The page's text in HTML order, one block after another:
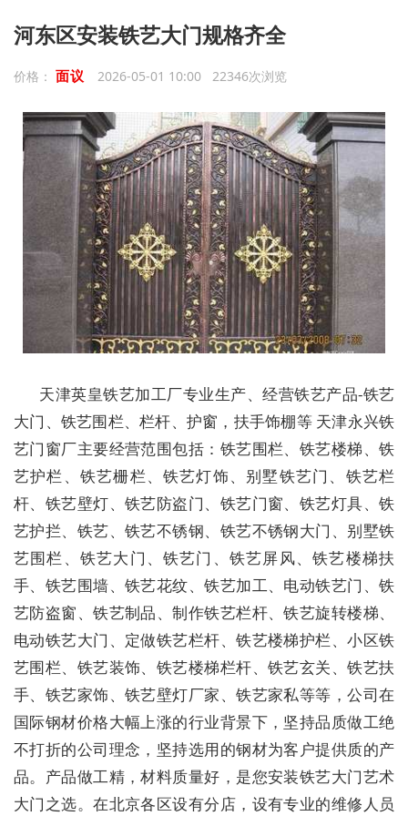
河东区安装铁艺大门规格齐全
价格： 面议 2026-05-01 10:00 22346次浏览
天津英皇铁艺加工厂专业生产、经营铁艺产品-铁艺
大门、铁艺围栏、栏杆、护窗，扶手饰棚等 天津永兴铁
艺门窗厂主要经营范围包括：铁艺围栏、铁艺楼梯、铁
艺护栏、铁艺栅栏、铁艺灯饰、别墅铁艺门、铁艺栏
杆、铁艺壁灯、铁艺防盗门、铁艺门窗、铁艺灯具、铁
艺护拦、铁艺、铁艺不锈钢、铁艺不锈钢大门、别墅铁
艺围栏、铁艺大门、铁艺门、铁艺屏风、铁艺楼梯扶
手、铁艺围墙、铁艺花纹、铁艺加工、电动铁艺门、铁
艺防盗窗、铁艺制品、制作铁艺栏杆、铁艺旋转楼梯、
电动铁艺大门、定做铁艺栏杆、铁艺楼梯护栏、小区铁
艺围栏、铁艺装饰、铁艺楼梯栏杆、铁艺玄关、铁艺扶
手、铁艺家饰、铁艺壁灯厂家、铁艺家私等等，公司在
国际钢材价格大幅上涨的行业背景下，坚持品质做工绝
不打折的公司理念，坚持选用的钢材为客户提供质的产
品。产品做工精，材料质量好，是您安装铁艺大门艺术
大门之选。在北京各区设有分店，设有专业的维修人员